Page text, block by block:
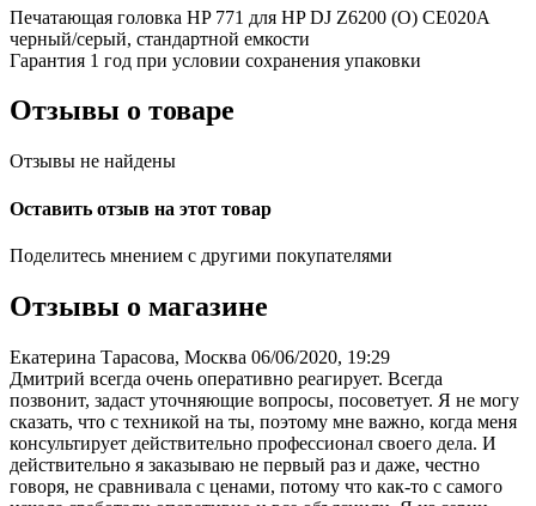
Печатающая головка HP 771 для HP DJ Z6200 (О) CE020A
черный/серый, стандартной емкости
Гарантия 1 год при условии сохранения упаковки
Отзывы о товаре
Отзывы не найдены
Оставить отзыв на этот товар
Поделитесь мнением с другими покупателями
Отзывы о магазине
Екатерина Тарасова, Москва 06/06/2020, 19:29
Дмитрий всегда очень оперативно реагирует. Всегда
позвонит, задаст уточняющие вопросы, посоветует. Я не могу
сказать, что с техникой на ты, поэтому мне важно, когда меня
консультирует действительно профессионал своего дела. И
действительно я заказываю не первый раз и даже, честно
говоря, не сравнивала с ценами, потому что как-то с самого